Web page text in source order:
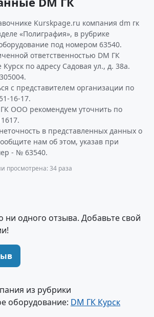
Kurskpage.ru компания dm гк
«Полиграфия», в рубрике
под номером 63540.
ответственностью DM ГК
Курск по адресу Садовая ул., д. 38а.
с представителем организации по
16-17.
ООО рекомендуем уточнить по
в представленных данных о
нам об этом, указав при
- № 63540.
просмотрена: 34 раза
ни одного отзыва. Добавьте свой
из рубрики
оборудование: DM ГК Курск